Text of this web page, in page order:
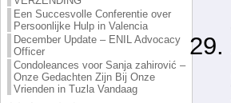
Een Succesvolle Conferentie over
Persoonlijke Hulp in Valencia
December Update – ENIL Advocacy
Officer
Condoleances voor Sanja zahirović –
Onze Gedachten Zijn Bij Onze
Vrienden in Tuzla Vandaag